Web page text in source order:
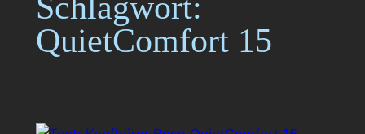
Schlagwort:
QuietComfort 15